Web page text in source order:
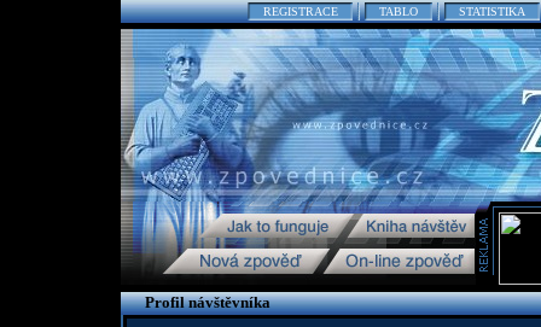
REGISTRACE TABLO STATISTIKA
Profil návštěvníka